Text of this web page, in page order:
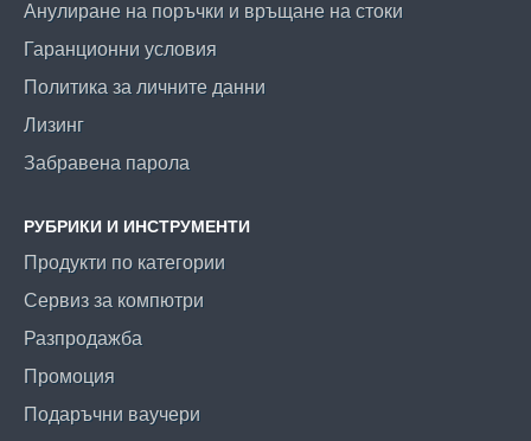
Анулиране на поръчки и връщане на стоки
Гаранционни условия
Политика за личните данни
Лизинг
Забравена парола
РУБРИКИ И ИНСТРУМЕНТИ
Продукти по категории
Сервиз за компютри
Разпродажба
Промоция
Подаръчни ваучери